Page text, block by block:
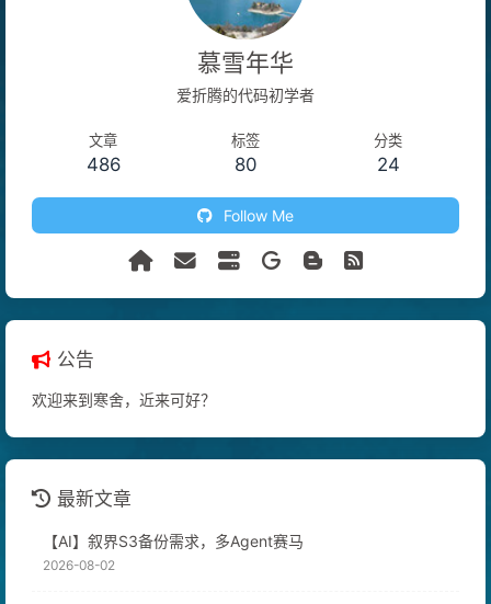
慕雪年华
爱折腾的代码初学者
文章
486
标签
80
分类
24
Follow Me
公告
欢迎来到寒舍，近来可好？
最新文章
【AI】叙界S3备份需求，多Agent赛马
2026-08-02